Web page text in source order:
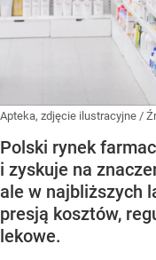
Apteka, zdjęcie ilustracyjne /
Polski rynek
i zyskuje na
ale w najbliższych
presją kosztów,
lekowe.